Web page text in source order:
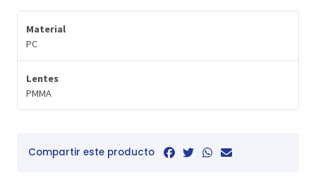
Material
PC
Lentes
PMMA
Compartir este producto